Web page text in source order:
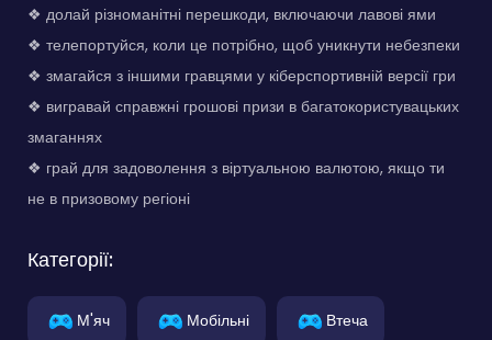
❖ долай різноманітні перешкоди, включаючи лавові ями
❖ телепортуйся, коли це потрібно, щоб уникнути небезпеки
❖ змагайся з іншими гравцями у кіберспортивній версії гри
❖ вигравай справжні грошові призи в багатокористувацьких
змаганнях
❖ грай для задоволення з віртуальною валютою, якщо ти
не в призовому регіоні
Категорії:
М'яч Мобільні Втеча